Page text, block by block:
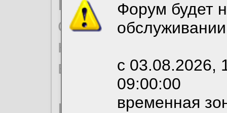
Форум будет
с 03.08.2026,
09:00:00
временная
согласие на
необходимых для
вы можете